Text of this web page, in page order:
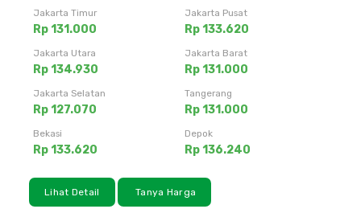
Jakarta Timur
Rp 131.000
Jakarta Pusat
Rp 133.620
Jakarta Utara
Rp 134.930
Jakarta Barat
Rp 131.000
Jakarta Selatan
Rp 127.070
Tangerang
Rp 131.000
Bekasi
Rp 133.620
Depok
Rp 136.240
Lihat Detail Tanya Harga